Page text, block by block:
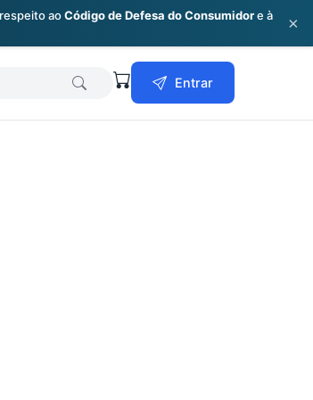
aoCódigo de Defesa do Consumidore à
×
Entrar